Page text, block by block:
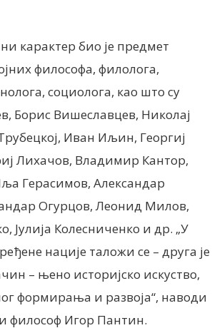
карактер био је предмет
философа, филолога,
социолога, као што су
Борис Вишеславцев, Николај
Иван Иљин, Георгиј
Лихачов, Владимир Кантор,
Герасимов, Александар
Огурцов, Леонид Милов,
Јулија Колесниченко и др. „У
нације таложи се – друга је
– њено историјско искуство,
формирања и развоја“, наводи
философ Игор Пантин.